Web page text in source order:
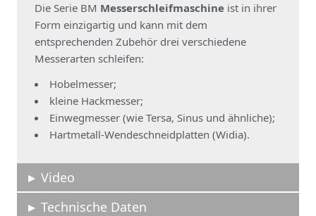
Die Serie BM Messerschleifmaschine ist in ihrer
Form einzigartig und kann mit dem
entsprechenden Zubehör drei verschiedene
Messerarten schleifen:
Hobelmesser;
kleine Hackmesser;
Einwegmesser (wie Tersa, Sinus und ähnliche);
Hartmetall-Wendeschneidplatten (Widia).
Video
Technische Daten